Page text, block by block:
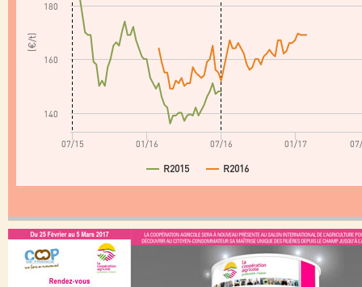
(€/t)
R2015 R2016
07/15 01/16 07/16 01/17
140
160
180